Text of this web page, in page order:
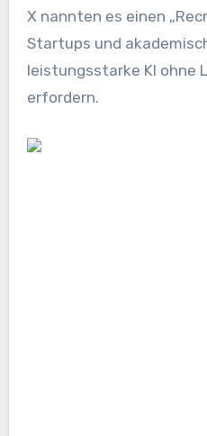
X nannten es einen
Startups und
leistungsstarke KI ohne
erfordern.